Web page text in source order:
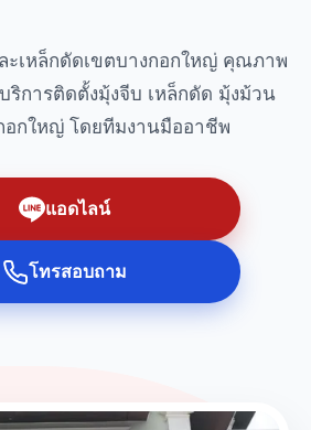
ะเหล็กดัดเขตบางกอกใหญ่ คุณภาพ
ริการติดตั้งมุ้งจีบ เหล็กดัด มุ้งม้วน
อกใหญ่ โดยทีมงานมืออาชีพ
แอดไลน์
โทรสอบถาม